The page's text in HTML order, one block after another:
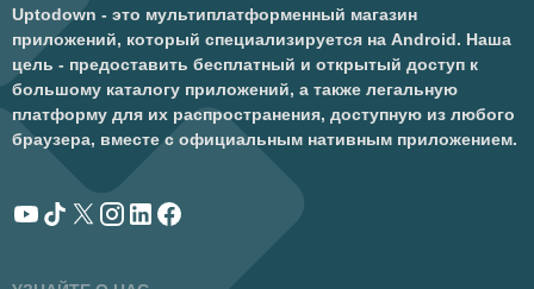
Uptodown - это мультиплатформенный магазин
приложений, который специализируется на Android. Наша
цель - предоставить бесплатный и открытый доступ к
большому каталогу приложений, а также легальную
платформу для их распространения, доступную из любого
браузера, вместе с официальным нативным приложением.